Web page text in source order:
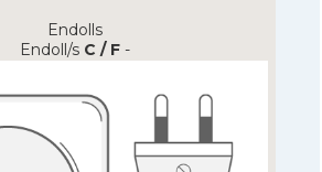
Endolls
Endoll/s C / F -